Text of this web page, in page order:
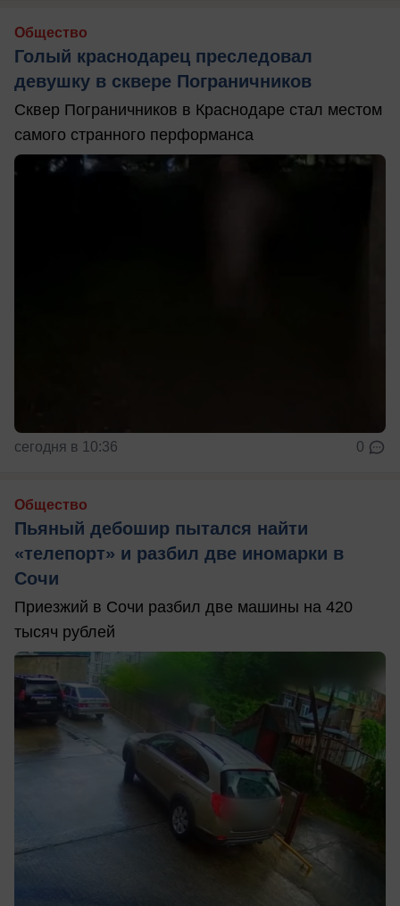
Общество
Голый краснодарец преследовал
девушку в сквере Пограничников
Сквер Пограничников в Краснодаре стал местом
самого странного перформанса
сегодня в 10:36 0
Общество
Пьяный дебошир пытался найти
«телепорт» и разбил две иномарки в
Сочи
Приезжий в Сочи разбил две машины на 420
тысяч рублей